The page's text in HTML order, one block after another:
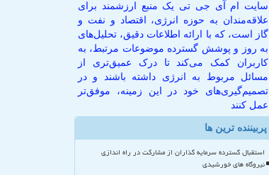
سایت ام آی جی تی یک منبع ارزشمند برای
علاقه‌مندان به حوزه انرژی، اقتصاد و نفت و
گاز است، که با ارائه اطلاعات دقیق، تحلیل‌های
به روز و پوشش گسترده موضوعات مرتبط، به
کاربران کمک می‌کند تا درک عمیق‌تری از
مسائل مربوط به انرژی داشته باشند و در
تصمیم‌گیری‌های خود در این زمینه، موفق‌تر
عمل کنند
پربیننده ترین ها
استقبال گسترده سرمایه گذاران از مشارکت در راه اندازی
نیروگاه های خورشیدی